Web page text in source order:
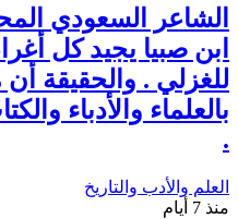
الشاعر السعودي
ابن صبيا يجيد كل
للغزلي . والحقيقة
بالعلماء والأدباء
.
العلم والأدب والتاريخ
منذ 7 أيام